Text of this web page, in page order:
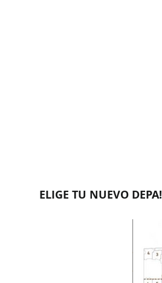
ELIGE TU NUEVO DEPA!